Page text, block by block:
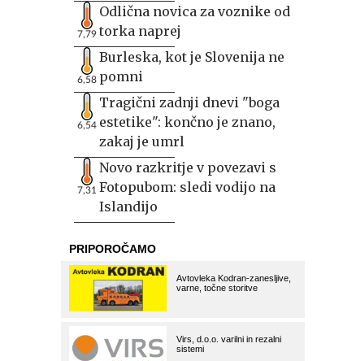
7,79
Odlična novica za voznike od
torka naprej
6,58
Burleska, kot je Slovenija ne
pomni
6,54
Tragični zadnji dnevi "boga
estetike": končno je znano,
zakaj je umrl
7,31
Novo razkritje v povezavi s
Fotopubom: sledi vodijo na
Islandijo